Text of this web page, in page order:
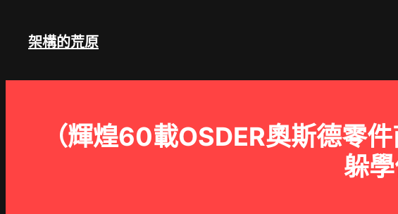
架構的荒原
（輝煌60載OSDER奧斯德零
躲